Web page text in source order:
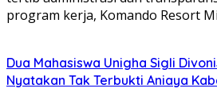
program kerja, Komando Resort
Dua Mahasiswa Unigha Sigli
Nyatakan Tak Terbukti Aniaya